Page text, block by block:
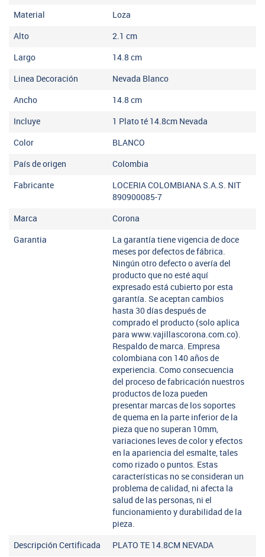
Material Loza
Alto 2.1 cm
Largo 14.8 cm
Linea Decoración Nevada Blanco
Ancho 14.8 cm
Incluye 1 Plato té 14.8cm Nevada
Color BLANCO
País de origen Colombia
Fabricante
LOCERIA COLOMBIANA S.A.S. NIT
890900085-7
Marca Corona
Garantia
La garantía tiene vigencia de doce
meses por defectos de fábrica.
Ningún otro defecto o avería del
producto que no esté aquí
expresado está cubierto por esta
garantía. Se aceptan cambios
hasta 30 días después de
comprado el producto (solo aplica
para www.vajillascorona.com.co).
Respaldo de marca. Empresa
colombiana con 140 años de
experiencia. Como consecuencia
del proceso de fabricación nuestros
productos de loza pueden
presentar marcas de los soportes
de quema en la parte inferior de la
pieza que no superan 10mm,
variaciones leves de color y efectos
en la apariencia del esmalte, tales
como rizado o puntos. Estas
características no se consideran un
problema de calidad, ni afecta la
salud de las personas, ni el
funcionamiento y durabilidad de la
pieza.
Descripción Certificada PLATO TE 14.8CM NEVADA